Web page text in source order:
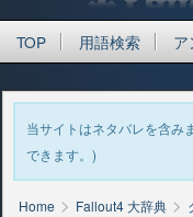
TOP 用語検索 ア
当サイトはネタバレを含み
できます。)
Home > Fallout4 大辞典 >